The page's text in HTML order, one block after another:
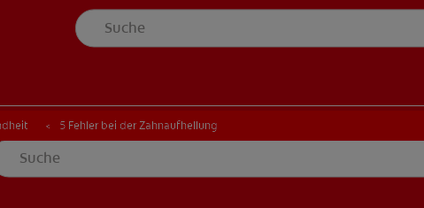
5 Fehler bei der Zahnaufhellung